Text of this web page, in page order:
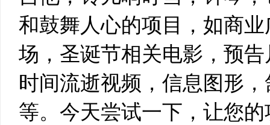
和鼓舞人心的项目，如商
场，圣诞节相关电影，预
时间流逝视频，信息图形
等。今天尝试一下，让您